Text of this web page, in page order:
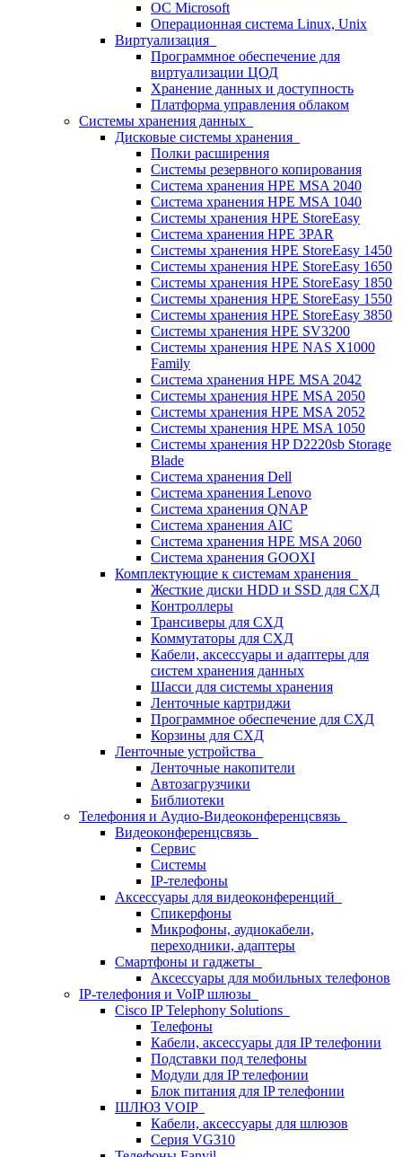
ОС Microsoft
Операционная система Linux, Unix
Виртуализация
Программное обеспечение для
виртуализации ЦОД
Хранение данных и доступность
Платформа управления облаком
Системы хранения данных
Дисковые системы хранения
Полки расширения
Системы резервного копирования
Система хранения HPE MSA 2040
Система хранения HPE MSA 1040
Системы хранения HPE StoreEasy
Система хранения HPE 3PAR
Системы хранения HPE StoreEasy 1450
Системы хранения HPE StoreEasy 1650
Системы хранения HPE StoreEasy 1850
Системы хранения HPE StoreEasy 1550
Системы хранения HPE StoreEasy 3850
Системы хранения HPE SV3200
Системы хранения HPE NAS X1000
Family
Система хранения HPE MSA 2042
Системы хранения HPE MSA 2050
Системы хранения HPE MSA 2052
Системы хранения HPE MSA 1050
Системы хранения HP D2220sb Storage
Blade
Система хранения Dell
Система хранения Lenovo
Система хранения QNAP
Система хранения AIC
Система хранения HPE MSA 2060
Система хранения GOOXI
Комплектующие к системам хранения
Жесткие диски HDD и SSD для СХД
Контроллеры
Трансиверы для СХД
Коммутаторы для СХД
Кабели, аксессуары и адаптеры для
систем хранения данных
Шасси для системы хранения
Ленточные картриджи
Программное обеспечение для СХД
Корзины для СХД
Ленточные устройства
Ленточные накопители
Автозагрузчики
Библиотеки
Телефония и Аудио-Видеоконференцсвязь
Видеоконференцсвязь
Сервис
Системы
IP-телефоны
Аксессуары для видеоконференций
Спикерфоны
Микрофоны, аудиокабели,
переходники, адаптеры
Смартфоны и гаджеты
Аксессуары для мобильных телефонов
IP-телефония и VoIP шлюзы
Cisco IP Telephony Solutions
Телефоны
Кабели, аксессуары для IP телефонии
Подставки под телефоны
Модули для IP телефонии
Блок питания для IP телефонии
ШЛЮЗ VOIP
Кабели, аксессуары для шлюзов
Серия VG310